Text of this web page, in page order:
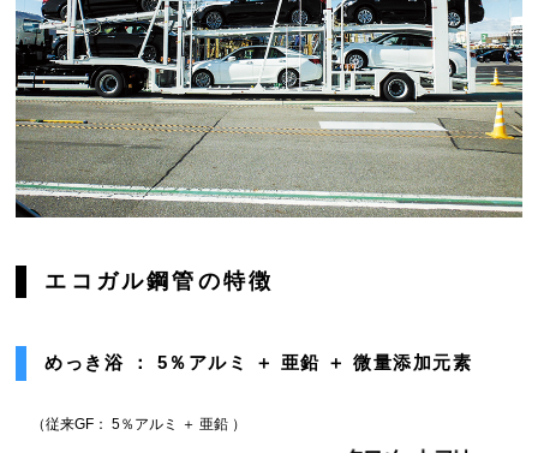
エコガル鋼管の特徴
めっき浴 ： 5％アルミ ＋ 亜鉛 ＋ 微量添加元素
（従来GF： 5％アルミ ＋ 亜鉛 ）